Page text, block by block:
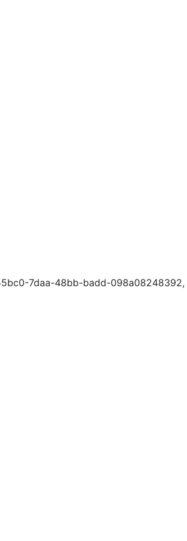
7daa-48bb-badd-